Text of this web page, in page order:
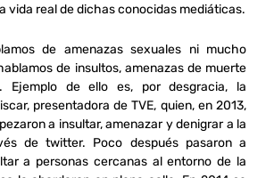
vida real de dichas conocidas mediáticas.
de amenazas sexuales ni mucho
de insultos, amenazas de muerte
Ejemplo de ello es, por desgracia, la
presentadora de TVE, quien, en 2013,
a insultar, amenazar y denigrar a la
de twitter. Poco después pasaron a
a personas cercanas al entorno de la